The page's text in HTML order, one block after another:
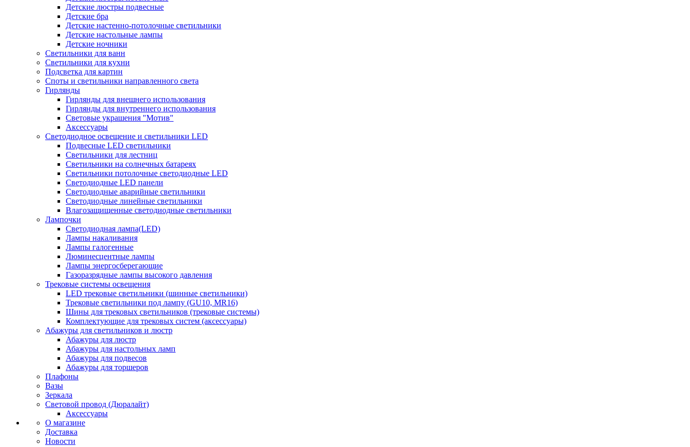
Детские люстры подвесные
Детские бра
Детские настенно-потолочные светильники
Детские настольные лампы
Детские ночники
Светильники для ванн
Светильники для кухни
Подсветка для картин
Споты и светильники направленного света
Гирлянды
Гирлянды для внешнего использования
Гирлянды для внутреннего использования
Световые украшения "Мотив"
Аксессуары
Светодиодное освещение и светильники LED
Подвесные LED светильники
Светильники для лестниц
Светильники на солнечных батареях
Светильники потолочные светодиодные LED
Светодиодные LED панели
Светодиодные аварийные светильники
Светодиодные линейные светильники
Влагозащищенные светодиодные светильники
Лампочки
Светодиодная лампа(LED)
Лампы накаливания
Лампы галогенные
Люминесцентные лампы
Лампы энергосберегающие
Газоразрядные лампы высокого давления
Трековые системы освещения
LED трековые светильники (шинные светильники)
Трековые светильники под лампу (GU10, MR16)
Шины для трековых светильников (трековые системы)
Комплектующие для трековых систем (аксессуары)
Абажуры для светильников и люстр
Абажуры для люстр
Абажуры для настольных ламп
Абажуры для подвесов
Абажуры для торшеров
Плафоны
Вазы
Зеркала
Световой провод (Дюралайт)
Аксессуары
О магазине
Доставка
Новости